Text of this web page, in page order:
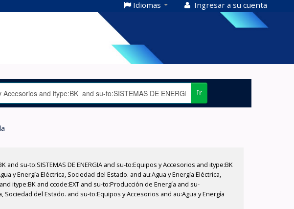
Idiomas Ingresar a su cuenta
Ir
su-to:SISTEMAS DE ENERGIA and su-to:Equipos y Accesorios and itype:BK
y Energía Eléctrica, Sociedad del Estado. and au:Agua y Energía Eléctrica,
itype:BK and ccode:EXT and su-to:Producción de Energía and su-
del Estado. and su-to:Equipos y Accesorios and au:Agua y Energía